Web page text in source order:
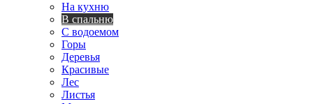
На кухню
В спальню
С водоемом
Горы
Деревья
Красивые
Лес
Листья